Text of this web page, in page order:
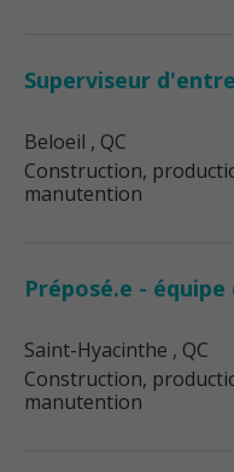
Superviseur
Beloeil , QC
Construction,
manutention
Préposé.e - équipe
Saint-Hyacinthe , QC
Construction,
manutention